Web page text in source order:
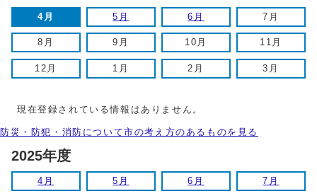
4月 5月 6月 7月
8月 9月 10月 11月
12月 1月 2月 3月
現在登録されている情報はありません。
防災・防犯・消防について市の考え方のあるものを見る
2025年度
4月 5月 6月 7月